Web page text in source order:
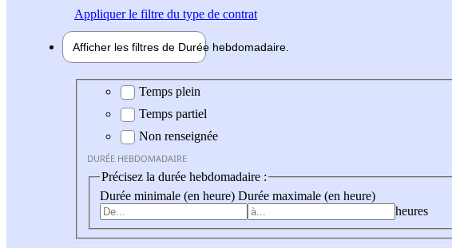
Appliquerle filtre du type de contrat
Afficher les filtres de Durée hebdomadaire
Durée hebdomadaire
Temps plein
Temps partiel
Non renseignée
DURÉE HEBDOMADAIRE
Précisez la durée hebdomadaire :
Durée minimale (en heure) Durée maximale (en heure)
heures